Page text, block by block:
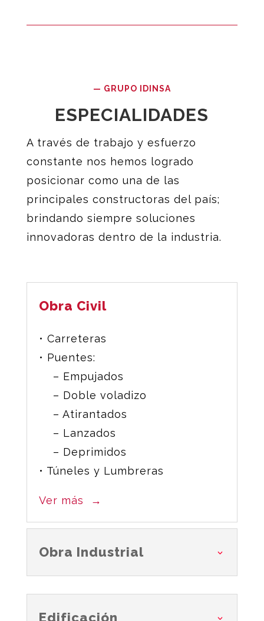
— GRUPO IDINSA
ESPECIALIDADES
A través de trabajo y esfuerzo
constante nos hemos logrado
posicionar como una de las
principales constructoras del país;
brindando siempre soluciones
innovadoras dentro de la industria.
Obra Civil
• Carreteras
• Puentes:
– Empujados
– Doble voladizo
– Atirantados
– Lanzados
– Deprimidos
• Túneles y Lumbreras
Ver más →
Obra Industrial
Edificación